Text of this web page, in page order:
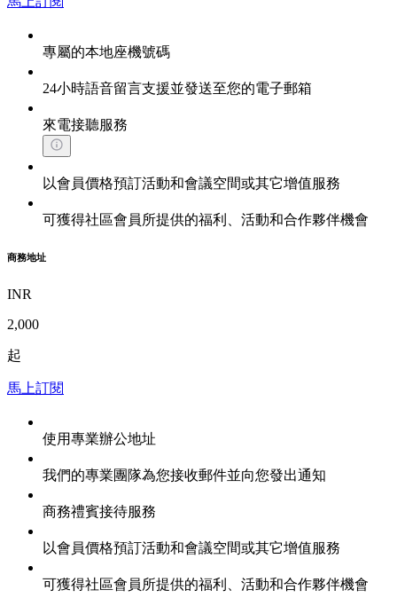
專屬的本地座機號碼
24小時語音留言支援並發送至您的電子郵箱
來電接聽服務
以會員價格預訂活動和會議空間或其它增值服務
可獲得社區會員所提供的福利、活動和合作夥伴機會
商務地址
INR
2,000
起
馬上訂閱
使用專業辦公地址
我們的專業團隊為您接收郵件並向您發出通知
商務禮賓接待服務
以會員價格預訂活動和會議空間或其它增值服務
可獲得社區會員所提供的福利、活動和合作夥伴機會